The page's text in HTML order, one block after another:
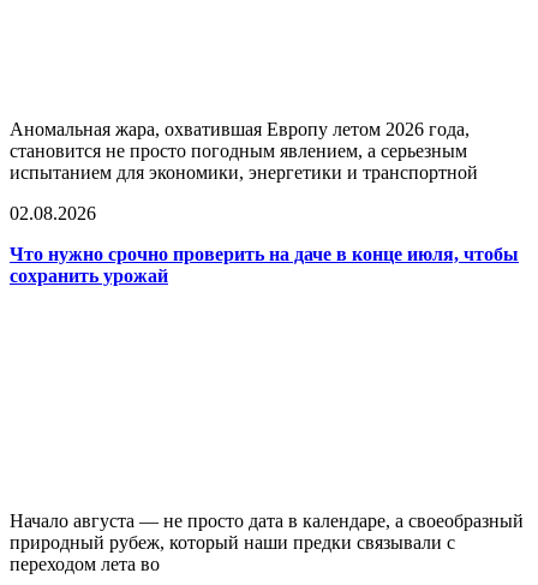
Аномальная жара, охватившая Европу летом 2026 года,
становится не просто погодным явлением, а серьезным
испытанием для экономики, энергетики и транспортной
02.08.2026
Что нужно срочно проверить на даче в конце июля, чтобы
сохранить урожай
Начало августа — не просто дата в календаре, а своеобразный
природный рубеж, который наши предки связывали с
переходом лета во